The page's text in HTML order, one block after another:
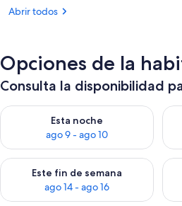
Abrir todos
Opciones de la
Consulta la disponibilidad
Esta noche
ago 9 - ago 10
Consulta la disponibilidad para esta
Este fin de semana
ago 14 - ago 16
Consulta la disponibilidad para